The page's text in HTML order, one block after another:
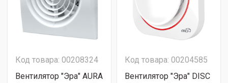
Код товара: 00208324
Вентилятор "Эра" AURA
Код товара: 00204585
Вентилятор "Эра" DISC